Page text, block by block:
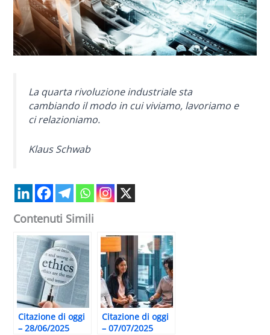
La quarta rivoluzione industriale sta
cambiando il modo in cui viviamo, lavoriamo e
ci relazioniamo.
Klaus Schwab
Contenuti Simili
Citazione di oggi
– 28/06/2025
Citazione di oggi
– 07/07/2025